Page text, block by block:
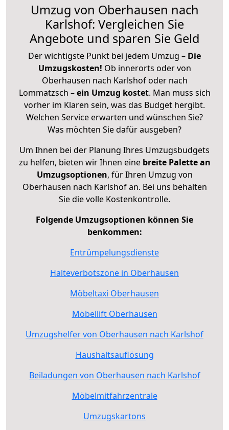
Umzug von Oberhausen nach
Karlshof: Vergleichen Sie
Angebote und sparen Sie Geld
Der wichtigste Punkt bei jedem Umzug – Die
Umzugskosten! Ob innerorts oder von
Oberhausen nach Karlshof oder nach
Lommatzsch –ein Umzug kostet. Man muss sich
vorher im Klaren sein, was das Budget hergibt.
Welchen Service erwarten und wünschen Sie?
Was möchten Sie dafür ausgeben?
Um Ihnen bei der Planung Ihres Umzugsbudgets
zu helfen, bieten wir Ihnen eine breite Palette an
Umzugsoptionen, für Ihren Umzug von
Oberhausen nach Karlshof an. Bei uns behalten
Sie die volle Kostenkontrolle.
Folgende Umzugsoptionen können Sie
benkommen:
Entrümpelungsdienste
Halteverbotszone in Oberhausen
Möbeltaxi Oberhausen
Möbellift Oberhausen
Umzugshelfer von Oberhausen nach Karlshof
Haushaltsauflösung
Beiladungen von Oberhausen nach Karlshof
Möbelmitfahrzentrale
Umzugskartons